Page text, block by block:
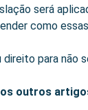
será
como
para não
outros